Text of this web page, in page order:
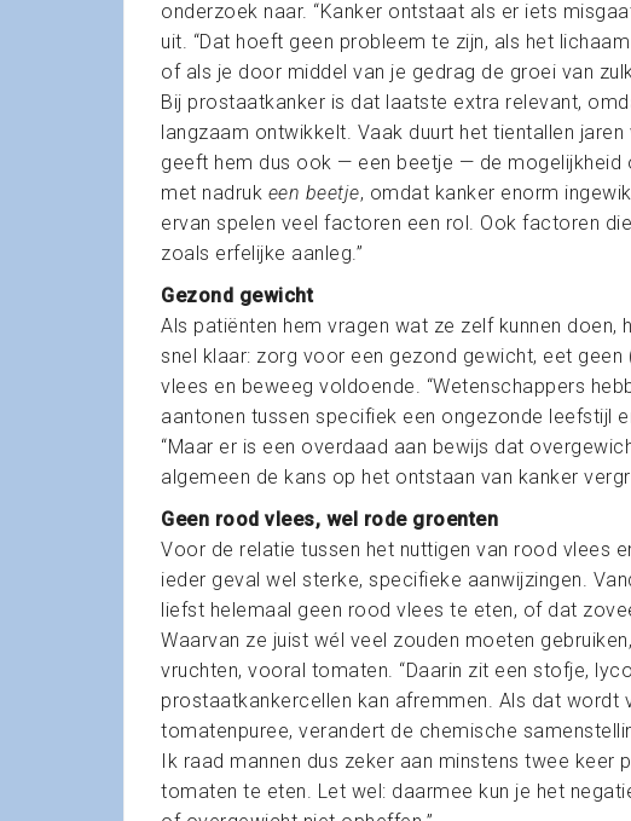
onderzoek naar. “Kanker ontstaat als er iets
uit. “Dat hoeft geen probleem te zijn, als het
of als je door middel van je gedrag de groei van
Bij prostaatkanker is dat laatste extra relevant,
langzaam ontwikkelt. Vaak duurt het tientallen
geeft hem dus ook — een beetje — de
met nadruk een beetje, omdat kanker enorm
ervan spelen veel factoren een rol. Ook factoren
zoals erfelijke aanleg.”
Gezond gewicht
Als patiënten hem vragen wat ze zelf kunnen
snel klaar: zorg voor een gezond gewicht, eet
vlees en beweeg voldoende. “Wetenschappers
aantonen tussen specifiek een ongezonde leefstijl
“Maar er is een overdaad aan bewijs dat
algemeen de kans op het ontstaan van kanker
Geen rood vlees, wel rode groenten
Voor de relatie tussen het nuttigen van rood vlees
ieder geval wel sterke, specifieke aanwijzingen.
liefst helemaal geen rood vlees te eten, of dat
Waarvan ze juist wél veel zouden moeten
vruchten, vooral tomaten. “Daarin zit een stofje,
prostaatkankercellen kan afremmen. Als dat wordt
tomatenpuree, verandert de chemische
Ik raad mannen dus zeker aan minstens twee
tomaten te eten. Let wel: daarmee kun je het